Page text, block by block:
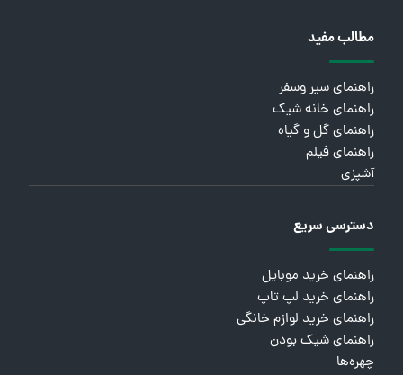
مطالب مفید
راهنمای سیر وسفر
راهنمای خانه شیک
راهنمای گل و گیاه
راهنمای فیلم
آشپزی
دسترسی سریع
راهنمای خرید موبایل
راهنمای خرید لپ تاپ
راهنمای خرید لوازم خانگی
راهنمای شیک بودن
چهره‌ها